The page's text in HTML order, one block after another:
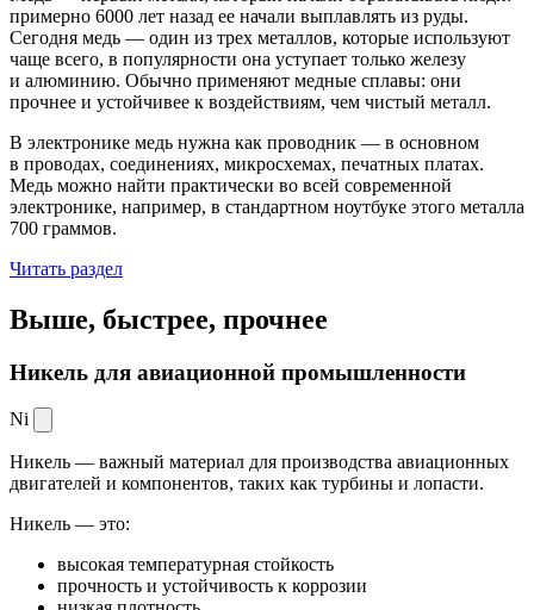
примерно 6000 лет назад ее начали выплавлять из руды.
Сегодня медь — один из трех металлов, которые используют
чаще всего, в популярности она уступает только железу
и алюминию. Обычно применяют медные сплавы: они
прочнее и устойчивее к воздействиям, чем чистый металл.
В электронике медь нужна как проводник — в основном
в проводах, соединениях, микросхемах, печатных платах.
Медь можно найти практически во всей современной
электронике, например, в стандартном ноутбуке этого металла
700 граммов.
Читать раздел
Выше, быстрее, прочнее
Никель для авиационной промышленности
Ni
Никель — важный материал для производства авиационных
двигателей и компонентов, таких как турбины и лопасти.
Никель — это:
высокая температурная стойкость
прочность и устойчивость к коррозии